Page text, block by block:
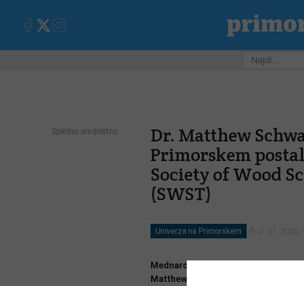
Slovenija
Spletno uredništvo
Dr. Matthew
Primorskem
Society of Wood
(SWST)
Univerza na Primorskem 2. 07. 2026,
Mednarodno združenje
Matthewa Schwarzkopfa iz